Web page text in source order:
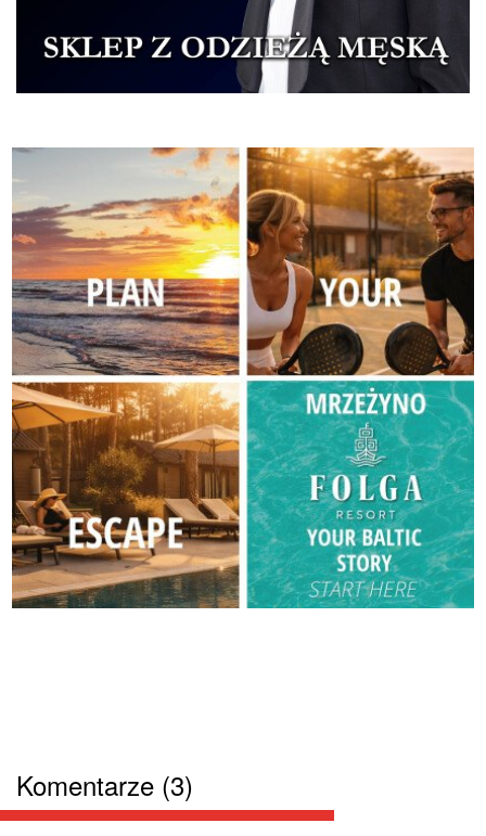
Komentarze (3)